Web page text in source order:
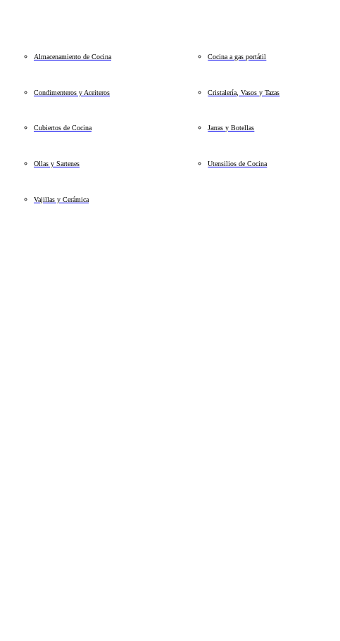
Almacenamiento de Cocina Cocina a gas portátil
Condimenteros y Aceiteros Cristalería, Vasos y Tazas
Cubiertos de Cocina Jarras y Botellas
Ollas y Sartenes Utensilios de Cocina
Vajillas y Cerámica